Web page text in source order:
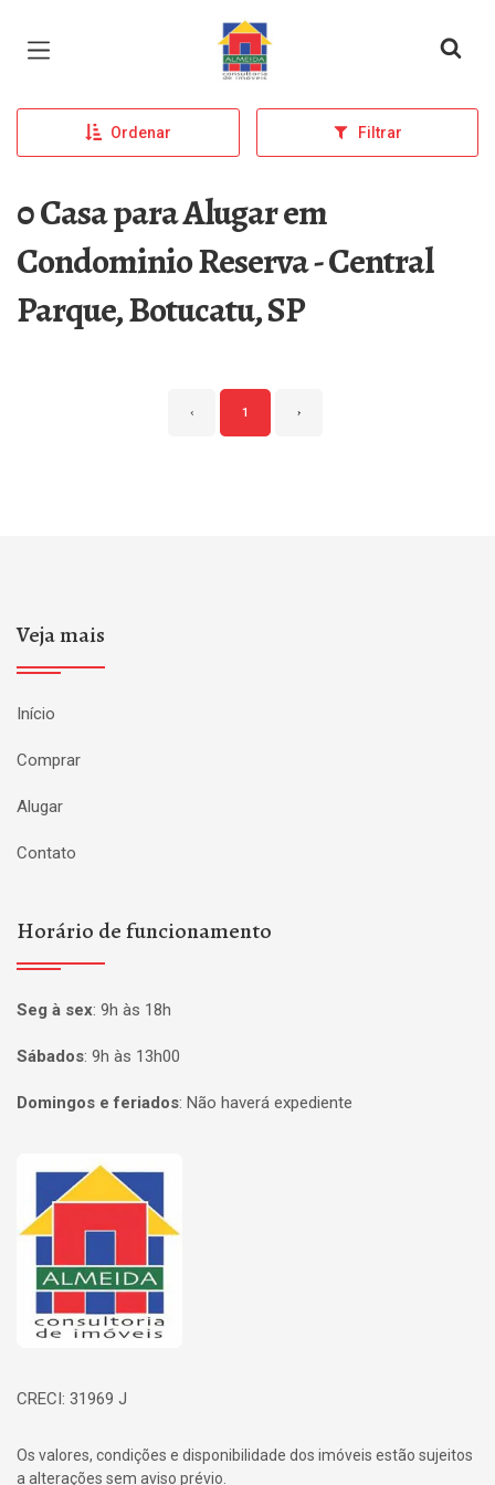
Página inicial
Ordenar Filtrar
0 Casa para Alugar em
Condominio Reserva - Central
Parque, Botucatu, SP
‹ 1 ›
Veja mais
Início
Comprar
Alugar
Contato
Horário de funcionamento
Seg à sex: 9h às 18h
Sábados: 9h às 13h00
Domingos e feriados: Não haverá expediente
Página inicial
CRECI: 31969 J
Os valores, condições e disponibilidade dos imóveis estão sujeitos
a alterações sem aviso prévio.